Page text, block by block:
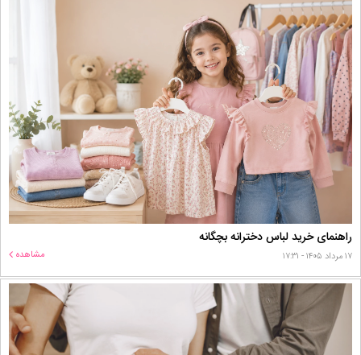
راهنمای خرید لباس دخترانه بچگانه
۱۷ مرداد ۱۴۰۵ - ۱۷:۳۱ مشاهده